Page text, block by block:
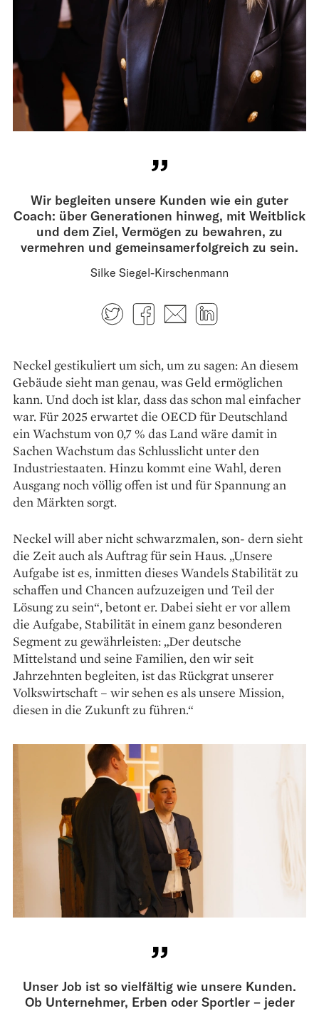
Wir begleiten unsere Kunden wie ein guter
Coach: über Generationen hinweg, mit Weitblick
und dem Ziel, Vermögen zu bewahren, zu
vermehren und gemeinsamerfolgreich zu sein.
Silke Siegel-Kirschenmann
TwitterFacebook
E-mail
Neckel gestikuliert um sich, um zu sagen: An diesem
Gebäude sieht man genau, was Geld ermöglichen
kann. Und doch ist klar, dass das schon mal einfacher
war. Für 2025 erwartet die OECD für Deutschland
ein Wachstum von 0,7 % das Land wäre damit in
Sachen Wachstum das Schlusslicht unter den
Industriestaaten. Hinzu kommt eine Wahl, deren
Ausgang noch völlig offen ist und für Spannung an
den Märkten sorgt.
Neckel will aber nicht schwarzmalen, son- dern sieht
die Zeit auch als Auftrag für sein Haus. „Unsere
Aufgabe ist es, inmitten dieses Wandels Stabilität zu
schaffen und Chancen aufzuzeigen und Teil der
Lösung zu sein“, betont er. Dabei sieht er vor allem
die Aufgabe, Stabilität in einem ganz besonderen
Segment zu gewährleisten: „Der deutsche
Mittelstand und seine Familien, den wir seit
Jahrzehnten begleiten, ist das Rückgrat unserer
Volkswirtschaft – wir sehen es als unsere Mission,
diesen in die Zukunft zu führen.“
Unser Job ist so vielfältig wie unsere Kunden.
Ob Unternehmer, Erben oder Sportler – jeder